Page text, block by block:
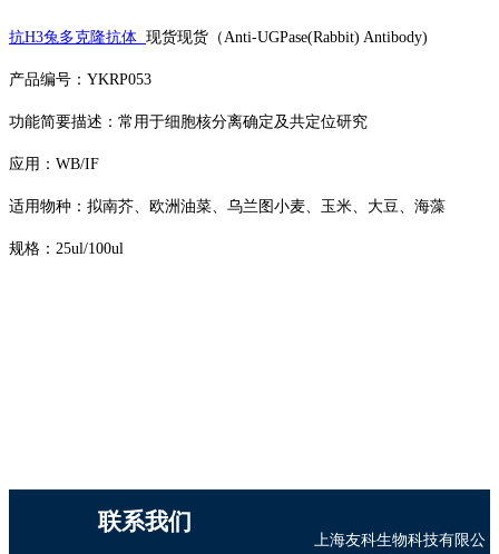
抗H3兔多克隆抗体 现货现货（Anti-UGPase(Rabbit) Antibody)
产品编号：YKRP053
功能简要描述：常用于细胞核分离确定及共定位研究
应用：WB/IF
适用物种：拟南芥、欧洲油菜、乌兰图小麦、玉米、大豆、海藻
规格： 25ul/100ul
联系我们
上海友科生物科技有限公